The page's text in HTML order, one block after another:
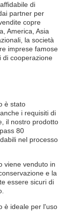
di
partner per
copre
America, Asia
la società
imprese famose
di cooperazione
è stato
i requisiti di
il nostro prodotto
80
nel processo
viene venduto in
e la
essere sicuri di
è ideale per l'uso